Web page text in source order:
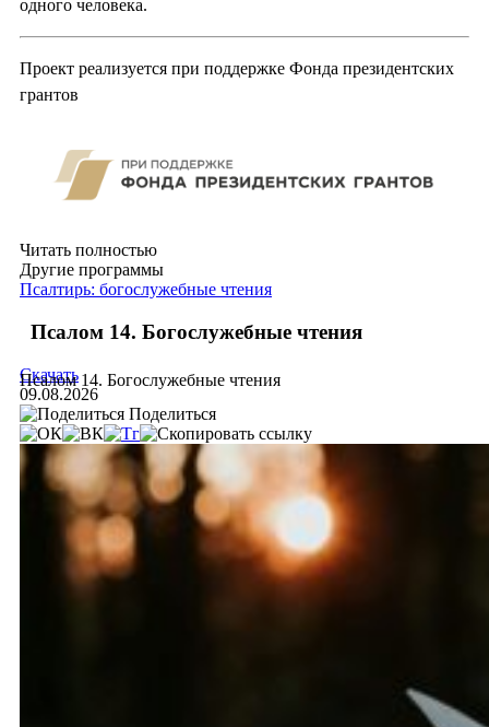
одного человека.
Проект реализуется при поддержке Фонда президентских
грантов
Читать полностью
Другие программы
Псалтирь: богослужебные чтения
Псалом 14. Богослужебные чтения
Псалом 14. Богослужебные чтения
Скачать
09.08.2026
Поделиться